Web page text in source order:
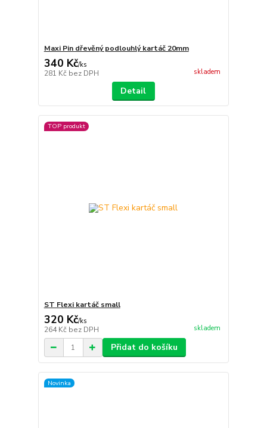
Maxi Pin dřevěný podlouhlý kartáč 20mm
340 Kč/ks
281 Kč bez DPH skladem
Detail
TOP produkt
ST Flexi kartáč small
320 Kč/ks
264 Kč bez DPH skladem
Přidat do košíku
Novinka